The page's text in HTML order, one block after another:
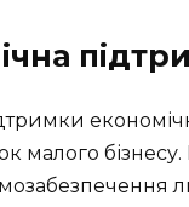
малого